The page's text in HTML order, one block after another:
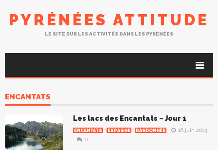
PYRÉNÉES ATTITUDE
LE SITE SUR LES ACTIVITÉS DANS LES PYRÉNÉES
ENCANTATS
Les lacs des Encantats – Jour 1
ENCANTATS ESPAGNE RANDONNÉE
18 juin 2013
0